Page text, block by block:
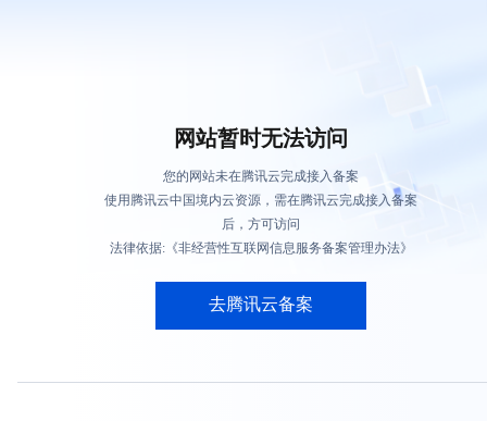
网站暂时无法访问
您的网站未在腾讯云完成接入备案
使用腾讯云中国境内云资源，需在腾讯云完成接入备案
后，方可访问
法律依据:《非经营性互联网信息服务备案管理办法》
去腾讯云备案